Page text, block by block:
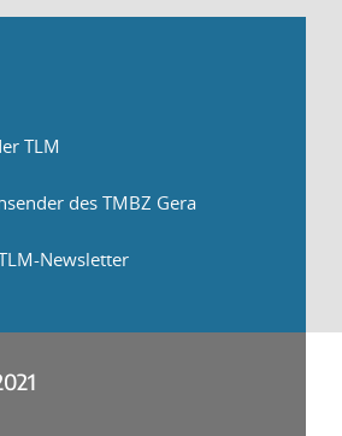
TLM
des TMBZ Gera
Newsletter